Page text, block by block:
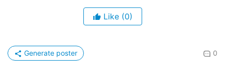
Like (0)
0
Generate poster